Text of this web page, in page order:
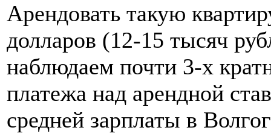
Арендовать такую
долларов (12-15 тысяч
наблюдаем почти 3-х
платежа над арендной
средней зарплаты в